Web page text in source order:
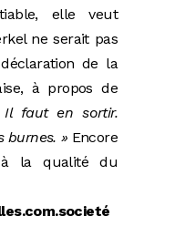
elle veut
ne serait pas
de la
à propos de
Il faut en sortir.
burnes. »Encore
la qualité du